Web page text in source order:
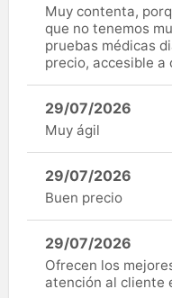
Muy contenta,
que no tenemos
pruebas médicas
precio, accesible a
29/07/2026
Muy ágil
29/07/2026
Buen precio
29/07/2026
Ofrecen los
atención al cliente